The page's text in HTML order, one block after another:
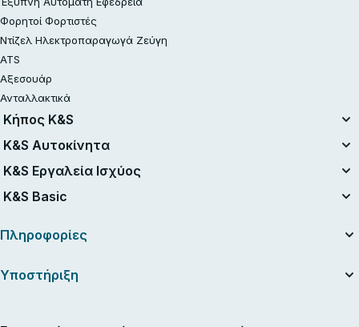
Φορητοί Φορτιστές
Ντίζελ Ηλεκτροπαραγωγά Ζεύγη
ATS
Αξεσουάρ
Ανταλλακτικά
Κήπος K&S
Ενοποιημένο Σύστημα Μπαταριών
Ανακατασκευασμένο
Αλυσοπρίονα
Χλοοκοπτικά
Ψαλίδια Μπορντούρας
K&S Αυτοκίνητα
Αεροσυμπιεστές
K&S Εργαλεία Ισχύος
Ηλεκτρικά Εργαλεία
K&S Basic
Γεννήτριες Inverter K&S Basic
Πληροφορίες
Χρήσιμα άρθρα
Υποστήριξη